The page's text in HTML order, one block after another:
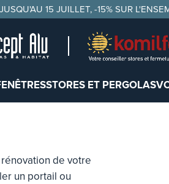
15 JUILLET, -15% SUR
STORES ET PERGOLAS
de votre
un portail ou